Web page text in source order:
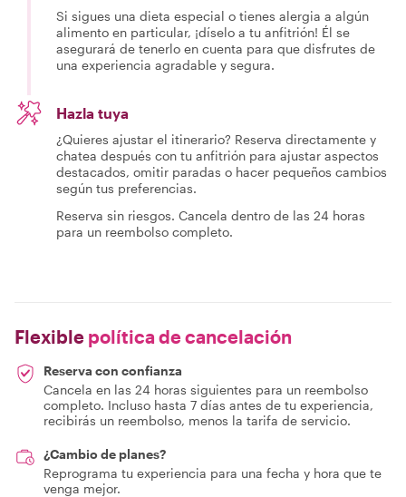
Si sigues una dieta especial o tienes alergia a algún
alimento en particular, ¡díselo a tu anfitrión! Él se
asegurará de tenerlo en cuenta para que disfrutes de
una experiencia agradable y segura.
Hazla tuya
¿Quieres ajustar el itinerario? Reserva directamente y
chatea después con tu anfitrión para ajustar aspectos
destacados, omitir paradas o hacer pequeños cambios
según tus preferencias.
Reserva sin riesgos. Cancela dentro de las 24 horas
para un reembolso completo.
Flexible política de cancelación
Reserva con confianza
Cancela en las 24 horas siguientes para un reembolso
completo. Incluso hasta 7 días antes de tu experiencia,
recibirás un reembolso, menos la tarifa de servicio.
¿Cambio de planes?
Reprograma tu experiencia para una fecha y hora que te
venga mejor.